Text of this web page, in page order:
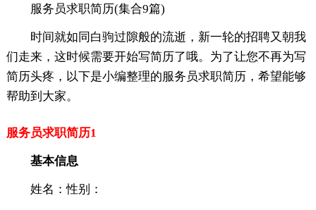
服务员求职简历(集合9篇)
时间就如同白驹过隙般的流逝，新一轮的招聘又朝我
们走来，这时候需要开始写简历了哦。为了让您不再为写
简历头疼，以下是小编整理的服务员求职简历，希望能够
帮助到大家。
服务员求职简历1
基本信息
姓名：性别：